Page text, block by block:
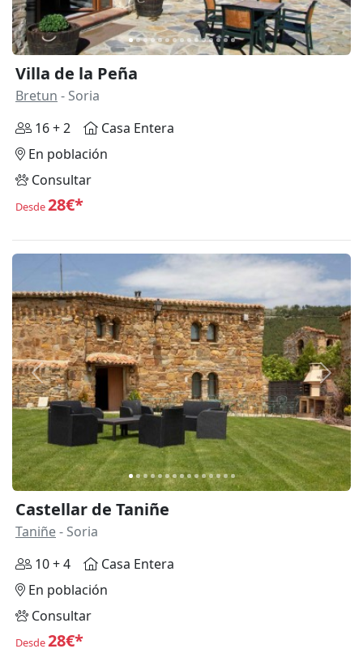
Villa de la Peña
Bretun - Soria
16 + 2
Casa Entera
En población
Consultar
Desde28€*
Anterior
Castellar de Taniñe
Taniñe- Soria
10 + 4
Casa Entera
En población
Consultar
Desde28€*